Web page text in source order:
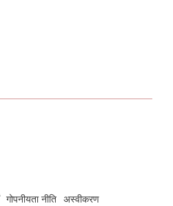
गोपनीयता नीति अस्वीकरण